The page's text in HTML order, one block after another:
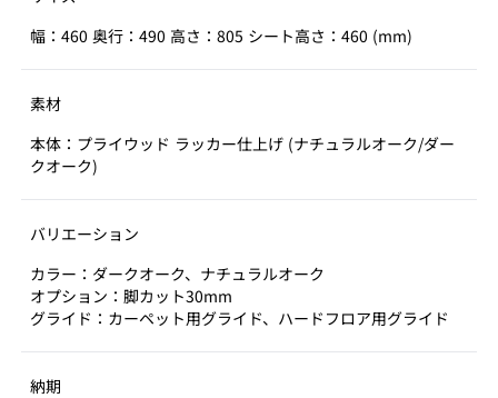
合わせて調節されています。ナチュラルオークとダーク
オークの2色で展開します。
幅：460 奥行：490 高さ：805 シート高さ：460 (mm)
素材
本体：プライウッド ラッカー仕上げ (ナチュラルオーク/ダー
クオーク)
バリエーション
カラー：ダークオーク、ナチュラルオーク
オプション：脚カット30mm
グライド：カーペット用グライド、ハードフロア用グライド
納期